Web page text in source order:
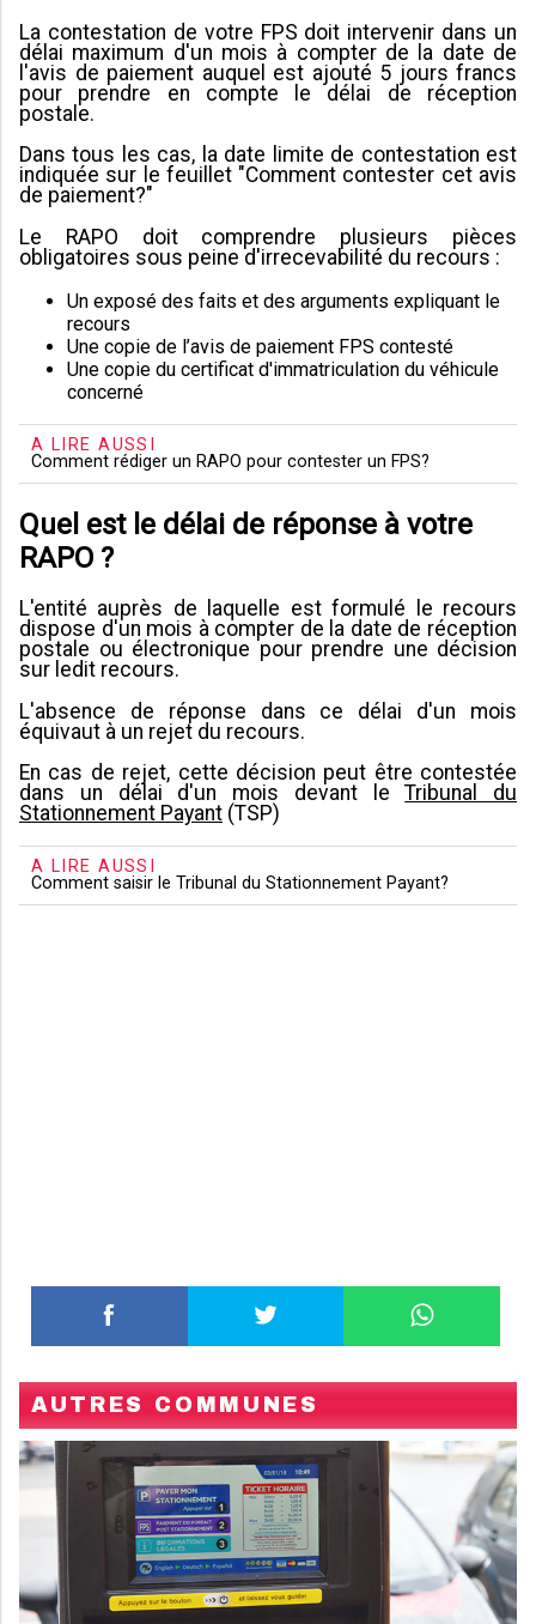
La contestation de votre FPS doit intervenir dans un
délai maximum d'un mois à compter de la date de
l'avis de paiement auquel est ajouté 5 jours francs
pour prendre en compte le délai de réception
postale.
Dans tous les cas, la date limite de contestation est
indiquée sur le feuillet "Comment contester cet avis
de paiement?"
Le RAPO doit comprendre plusieurs pièces
obligatoires sous peine d'irrecevabilité du recours :
Un exposé des faits et des arguments expliquant le
recours
Une copie de l’avis de paiement FPS contesté
Une copie du certificat d'immatriculation du véhicule
concerné
A LIRE AUSSI
Comment rédiger un RAPO pour contester un FPS?
Quel est le délai de réponse à votre
RAPO ?
L'entité auprès de laquelle est formulé le recours
dispose d'un mois à compter de la date de réception
postale ou électronique pour prendre une décision
sur ledit recours.
L'absence de réponse dans ce délai d'un mois
équivaut à un rejet du recours.
En cas de rejet, cette décision peut être contestée
dans un délai d'un mois devant leTribunal du
Stationnement Payant (TSP)
A LIRE AUSSI
Comment saisir le Tribunal du Stationnement Payant?
AUTRES COMMUNES